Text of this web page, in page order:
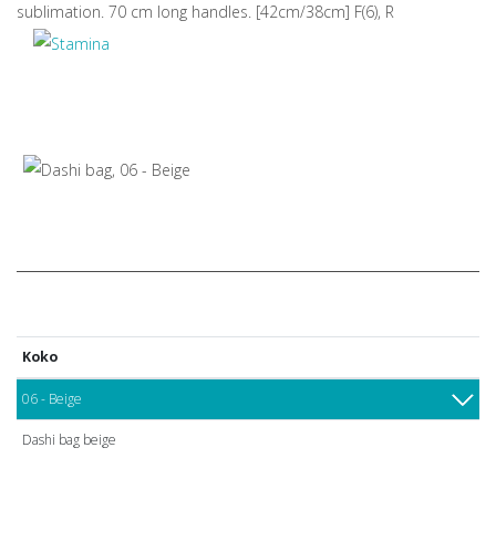
sublimation. 70 cm long handles. [42cm/38cm] F(6), R
Koko
06 - Beige
Dashi bag beige